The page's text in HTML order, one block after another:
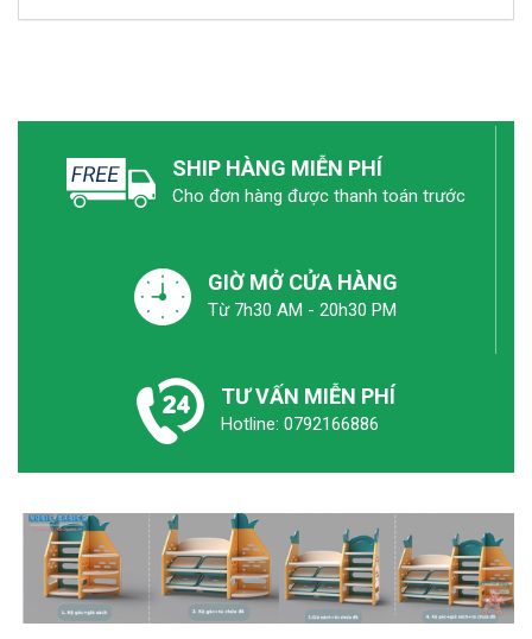
SHIP HÀNG MIỄN PHÍ
Cho đơn hàng được thanh toán trước
GIỜ MỞ CỬA HÀNG
Từ 7h30 AM - 20h30 PM
TƯ VẤN MIỄN PHÍ
Hotline: 0792166886